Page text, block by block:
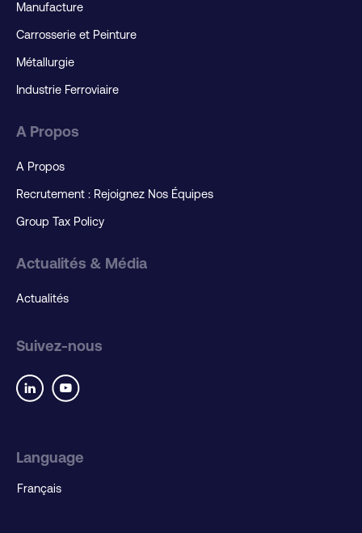
Manufacture
Carrosserie et Peinture
Métallurgie
Industrie Ferroviaire
A Propos
A Propos
Recrutement : Rejoignez Nos Équipes
Group Tax Policy
Actualités & Média
Actualités
Suivez-nous
Language